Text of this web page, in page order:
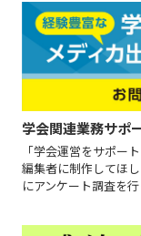
学会関連業務サポ
「学会運営をサポー
編集者に制作してほ
にアンケート調査を